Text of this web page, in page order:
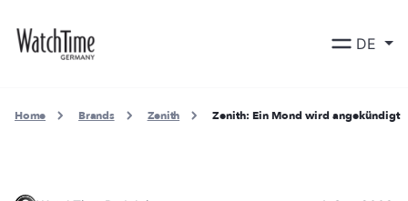
DE
Home Brands Zenith Zenith: Ein Mond wird angekündigt